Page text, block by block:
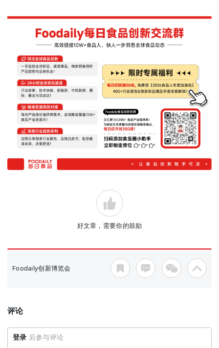
好文章，需要你的鼓励
Foodaily创新博览会
评论
登录 后参与评论